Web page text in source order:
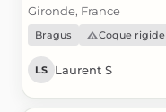
Gironde, France
Bragus Coque rigide
LS Laurent S